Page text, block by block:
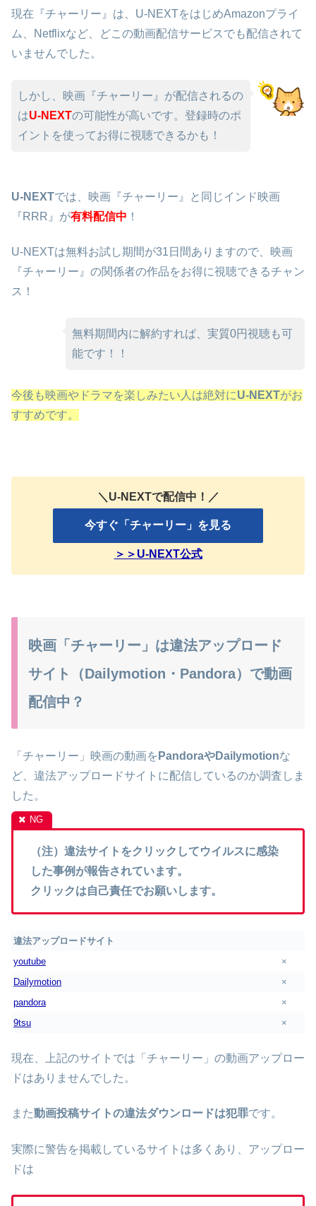
現在『チャーリー』は、U-NEXTをはじめAmazonプライ
ム、Netflixなど、どこの動画配信サービスでも配信されて
いませんでした。
しかし、映画『チャーリー』が配信されるの
はU-NEXTの可能性が高いです。登録時のポ
イントを使ってお得に視聴できるかも！
U-NEXTでは、映画『チャーリー』と同じインド映画
『RRR』が有料配信中 ！
U-NEXTは無料お試し期間が31日間ありますので、映画
『チャーリー』の関係者の作品をお得に視聴できるチャン
ス！
無料期間内に解約すれば、実質0円視聴も可
能です！！
今後も映画やドラマを楽しみたい人は絶対にU-NEXTがお
すすめです。
＼U-NEXTで配信中！／
今すぐ「チャーリー」を見る
＞＞U-NEXT公式
映画「チャーリー」は違法アップロード
サイト（Dailymotion・Pandora）で動画
配信中？
「チャーリー」映画の動画を PandoraやDailymotionな
ど、違法アップロードサイトに配信しているのか調査しま
した。
（注）違法サイトをクリックしてウイルスに感染
した事例が報告されています。
クリックは自己責任でお願いします。
違法アップロードサイト
youtube
×
Dailymotion
×
pandora
×
9tsu
×
現在、上記のサイトでは「チャーリー」の動画アップロー
ドはありませんでした。
また動画投稿サイトの違法ダウンロードは犯罪です。
実際に警告を掲載しているサイトは多くあり、アップロー
ドは